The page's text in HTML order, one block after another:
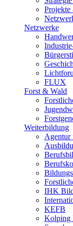
Projekte
Netzwerke
FLUX
Forst & Wald
Weiterbildung
Agentur
IHK
KEFB
Kolping